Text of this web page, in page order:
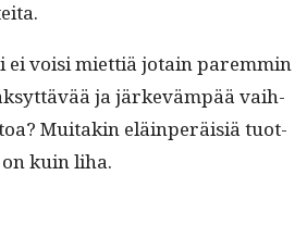
ei voisi miet­tiä jotain parem­min
ja järkeväm­pää vai­h­
Muitakin eläin­peräisiä tuot­
kuin liha.